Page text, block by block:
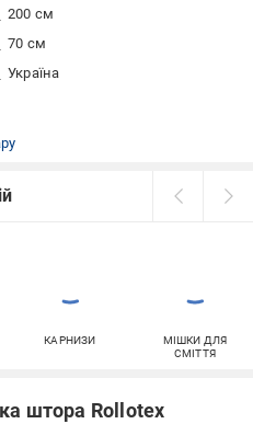
200 см
70 см
Україна
КАРНИЗИ
МІШКИ ДЛЯ
СМІТТЯ
штора Rollotex